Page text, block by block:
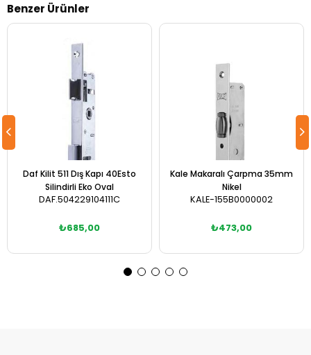
Benzer Ürünler
Daf Kilit 511 Dış Kapı 40Esto
Silindirli Eko Oval
DAF.504229104111C
₺685,00
Kale Makaralı Çarpma 35mm
Nikel
KALE-155B0000002
₺473,00